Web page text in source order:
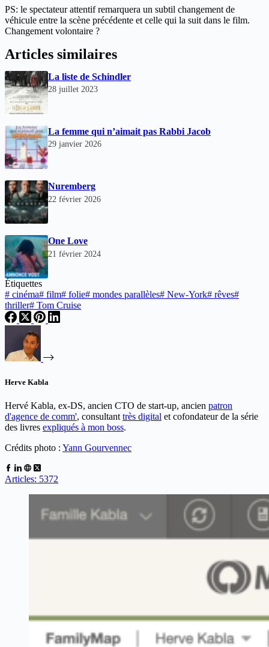
PS: le spectateur attentif remarquera un subtil changement de
véhicule entre la scène précédente et celle qui la suit dans le film.
Changement volontaire ?
Articles similaires
La liste de Schindler
28 juillet 2023
La femme qui n’aimait pas Rabbi Jacob
29 janvier 2026
Nuremberg
22 février 2026
One Love
21 février 2024
Étiquettes
# cinéma# film# folie# mondes parallèles# New-York# rêves#
thriller# Tom Cruise
Herve Kabla
Hervé Kabla, ex-DS, ancien CTO de start-up, ancien patron
d'agence de comm', consultant très digital et cofondateur de la série
des livres expliqués à mon boss.
Crédits photo : Yann Gourvennec
Articles: 5372